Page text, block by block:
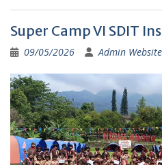
Super Camp VI SDIT
09/05/2026 Admin Website